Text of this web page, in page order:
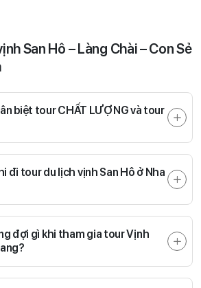
San Hô – Làng Chài – Con Sẻ
biệt tour CHẤT LƯỢNG và tour
đi tour du lịch vịnh San Hô ở Nha
đợi gì khi tham gia tour Vịnh